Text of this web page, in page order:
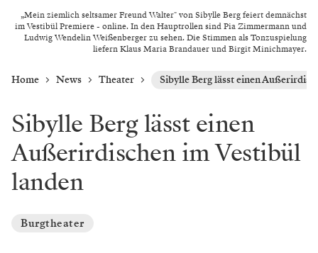
„Mein ziemlich seltsamer Freund Walter" von Sibylle Berg feiert demnächst
im Vestibül Premiere - online. In den Hauptrollen sind Pia Zimmermann und
Ludwig Wendelin Weißenberger zu sehen. Die Stimmen als Tonzuspielung
liefern Klaus Maria Brandauer und Birgit Minichmayer.
Home News Theater Sibylle Berg lässt einen
Sibylle Berg lässt einen
Außerirdischen im Vestibül
landen
Burgtheater